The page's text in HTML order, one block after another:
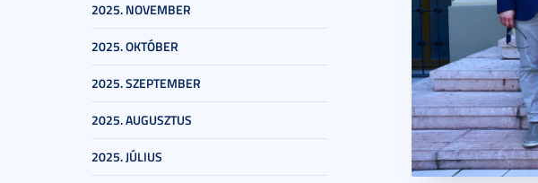
2025. NOVEMBER
2025. OKTÓBER
2025. SZEPTEMBER
2025. AUGUSZTUS
2025. JÚLIUS